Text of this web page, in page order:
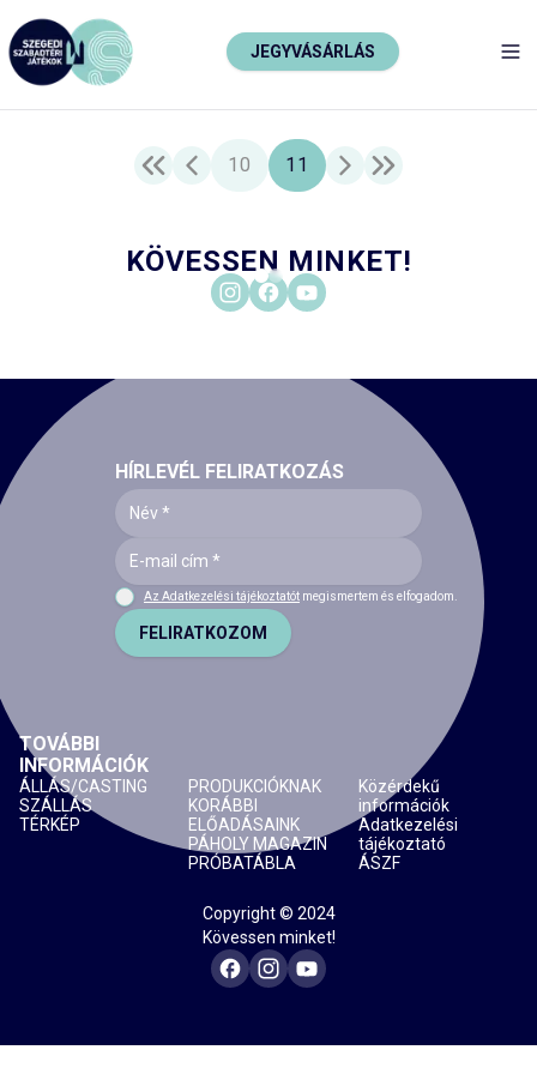
JEGYVÁSÁRLÁS
10 11
KÖVESSEN MINKET!
Copyright © 2024
Kövessen minket!
TOVÁBBI
INFORMÁCIÓK
ÁLLÁS/CASTING
SZÁLLÁS
TÉRKÉP
PRODUKCIÓKNAK
KORÁBBI
ELŐADÁSAINK
PÁHOLY MAGAZIN
PRÓBATÁBLA
Közérdekű
információk
Adatkezelési
tájékoztató
ÁSZF
HÍRLEVÉL FELIRATKOZÁS
Az Adatkezelési tájékoztatót megismertem és elfogadom.
FELIRATKOZOM